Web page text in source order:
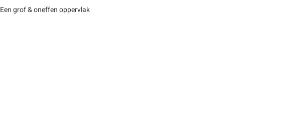
Een grof & oneffen oppervlak